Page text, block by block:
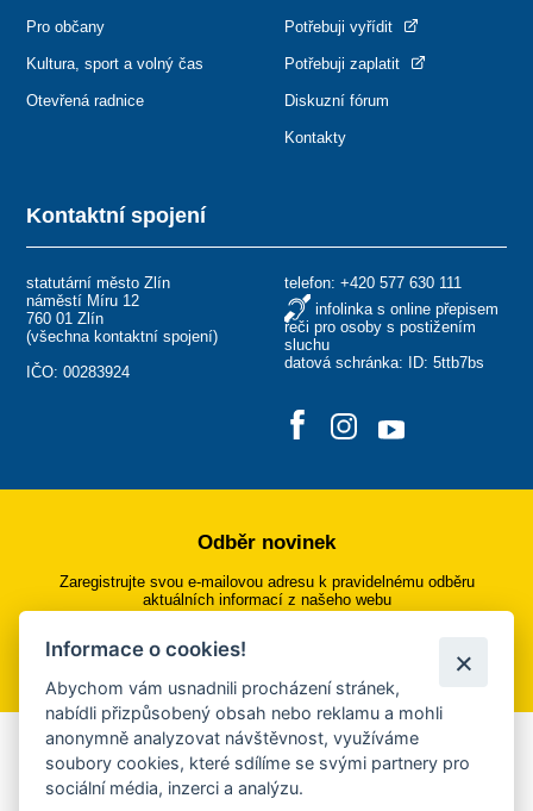
Kontaktní spojení
statutární město Zlín
náměstí Míru 12
760 01 Zlín
(všechna kontaktní spojení)
IČO: 00283924
telefon: +420 577 630 111
infolinka s online přepisem
řeči pro osoby s postižením
sluchu
datová schránka: ID: 5ttb7bs
Pro občany
Kultura, sport a volný čas
Otevřená radnice
Potřebuji vyřídit
Potřebuji zaplatit
Diskuzní fórum
Kontakty
Odběr novinek
Zaregistrujte svou e-mailovou adresu k pravidelnému odběru
aktuálních informací z našeho webu
Přihlásit se k odběru
Aplikace Mobilní rozhlas
Chcete dostávat do svého mobilu či mailu upozornění na
Informace o cookies!
Abychom vám usnadnili procházení stránek,
nabídli přizpůsobený obsah nebo reklamu a mohli
anonymně analyzovat návštěvnost, využíváme
soubory cookies, které sdílíme se svými partnery pro
sociální média, inzerci a analýzu.